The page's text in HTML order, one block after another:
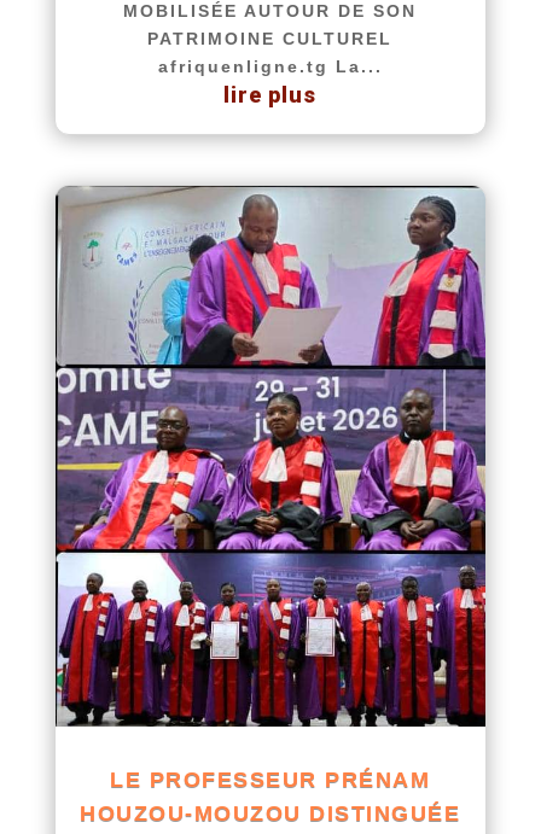
MOBILISÉE AUTOUR DE SON
PATRIMOINE CULTUREL
afriquenligne.tg La...
lire plus
LE PROFESSEUR PRÉNAM
HOUZOU-MOUZOU DISTINGUÉE